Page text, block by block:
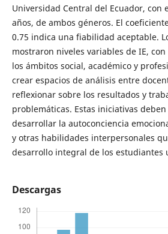
Universidad Central del Ecuador, con
años, de ambos géneros. El
0.75 indica una fiabilidad aceptable.
mostraron niveles variables de IE,
los ámbitos social, académico y
crear espacios de análisis entre
reflexionar sobre los resultados y
problemáticas. Estas iniciativas
desarrollar la autoconciencia
y otras habilidades interpersonales
desarrollo integral de los estudiantes
Descargas